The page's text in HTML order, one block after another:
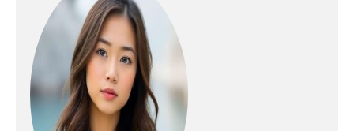
câbles et petits
accessoires en toute
extensible 16L avec
fermeture rolltop : La
fermeture rolltop permet